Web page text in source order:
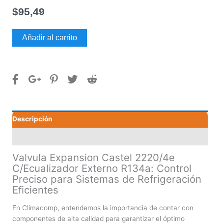
$95,49
Valvula
Expansion
C/Ecualizador
cantidad
Añadir al carrito
Descripción
Valvula Expansion Castel 2220/4e
C/Ecualizador Externo R134a: Control
Preciso para Sistemas de Refrigeración
Eficientes
En Climacomp, entendemos la importancia de contar con
componentes de alta calidad para garantizar el óptimo